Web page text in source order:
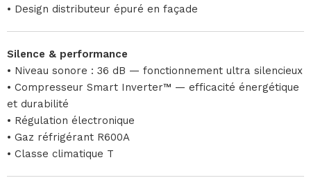
• Design distributeur épuré en façade
Silence & performance
• Niveau sonore : 36 dB — fonctionnement ultra silencieux
• Compresseur Smart Inverter™ — efficacité énergétique
et durabilité
• Régulation électronique
• Gaz réfrigérant R600A
• Classe climatique T